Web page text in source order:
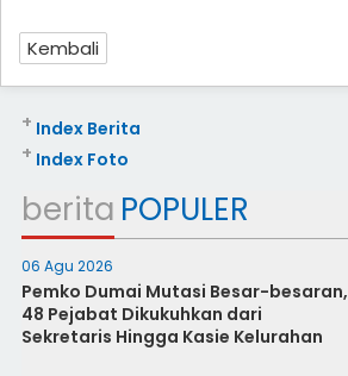
Kembali
Index Berita
+
Index Foto
+
berita POPULER
06 Agu 2026
Pemko Dumai Mutasi Besar-besaran,
48 Pejabat Dikukuhkan dari
Sekretaris Hingga Kasie Kelurahan